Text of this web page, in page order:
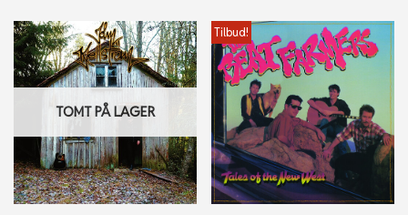
TOMT PÅ LAGER
Tilbud!